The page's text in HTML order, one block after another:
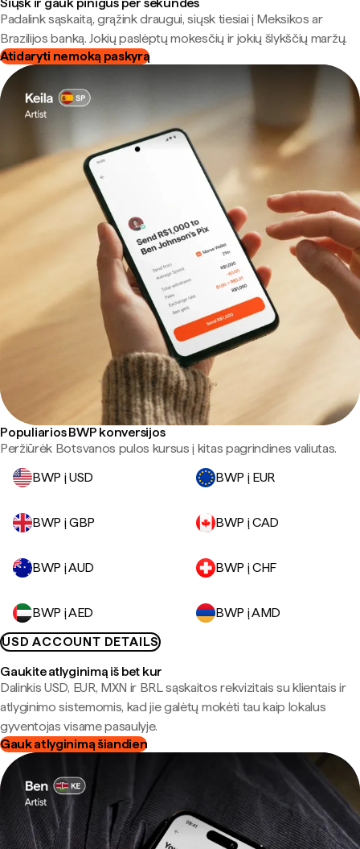
Padalink sąskaitą, grąžink draugui, siųsk tiesiai į Meksikos ar
Brazilijos banką. Jokių paslėptų mokesčių ir jokių šlykščių maržų.
Atidaryti nemoką paskyrą
Populiarios BWP konversijos
Peržiūrėk Botsvanos pulos kursus į kitas pagrindines valiutas.
BWP į USD
BWP į EUR
BWP į GBP BWP į CAD
BWP į AUD BWP į CHF
BWP į AED
BWP į AMD
USD ACCOUNT DETAILS
Gaukite atlyginimą iš bet kur
Dalinkis USD, EUR, MXN ir BRL sąskaitos rekvizitais su klientais ir
atlyginimo sistemomis, kad jie galėtų mokėti tau kaip lokalus
gyventojas visame pasaulyje.
Gauk atlyginimą šiandien